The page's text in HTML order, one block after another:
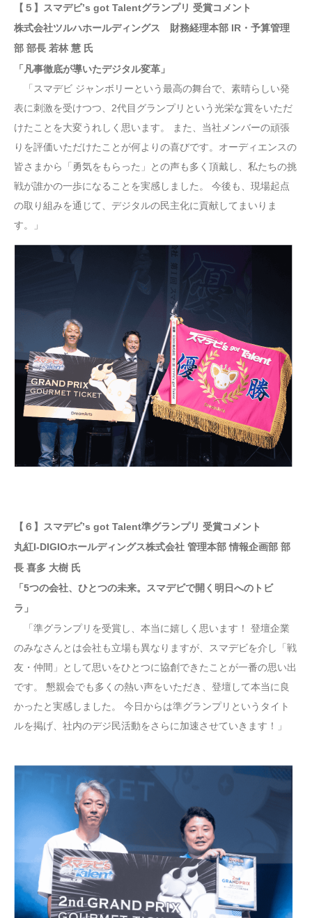
【５】スマデビ’s got Talentグランプリ 受賞コメント
株式会社ツルハホールディングス 財務経理本部 IR・予算管理
部 部長 若林 慧 氏
「凡事徹底が導いたデジタル変革」
「スマデビ ジャンボリーという最高の舞台で、素晴らしい発
表に刺激を受けつつ、2代目グランプリという光栄な賞をいただ
けたことを大変うれしく思います。 また、当社メンバーの頑張
りを評価いただけたことが何よりの喜びです。オーディエンスの
皆さまから「勇気をもらった」との声も多く頂戴し、私たちの挑
戦が誰かの一歩になることを実感しました。 今後も、現場起点
の取り組みを通じて、デジタルの民主化に貢献してまいりま
す。」
【６】スマデビ’s got Talent準グランプリ 受賞コメント
丸紅I-DIGIOホールディングス株式会社 管理本部 情報企画部 部
長 喜多 大樹 氏
「5つの会社、ひとつの未来。スマデビで開く明日へのトビ
ラ」
「準グランプリを受賞し、本当に嬉しく思います！ 登壇企業
のみなさんとは会社も立場も異なりますが、スマデビを介し「戦
友・仲間」として思いをひとつに協創できたことが一番の思い出
です。 懇親会でも多くの熱い声をいただき、登壇して本当に良
かったと実感しました。 今日からは準グランプリというタイト
ルを掲げ、社内のデジ民活動をさらに加速させていきます！」